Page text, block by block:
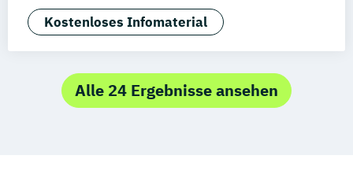
Kostenloses Infomaterial
Alle 24 Ergebnisse ansehen